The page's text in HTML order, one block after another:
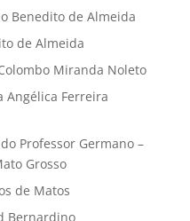
Benedito de Almeida
de Almeida
Miranda Noleto
Angélica Ferreira
Professor Germano –
Grosso
de Matos
Bernardino